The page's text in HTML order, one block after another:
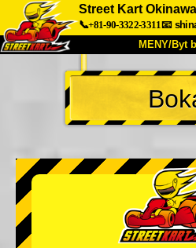
Street Kart Okinawa
📞+81-90-3322-3311📧
MENY/Byt
HEM
Om oss
Företag
Byt
Tokyo Shinagawa
Tokyo Akihabara#2